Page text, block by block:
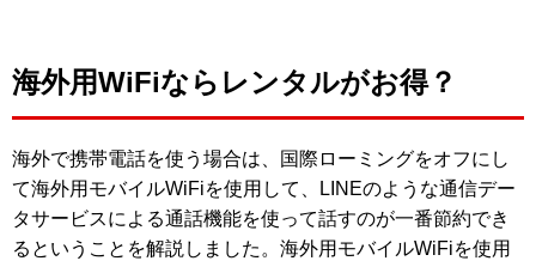
海外用WiFiならレンタルがお得？
海外で携帯電話を使う場合は、国際ローミングをオフにし
て海外用モバイルWiFiを使用して、LINEのような通信デー
タサービスによる通話機能を使って話すのが一番節約でき
るということを解説しました。海外用モバイルWiFiを使用